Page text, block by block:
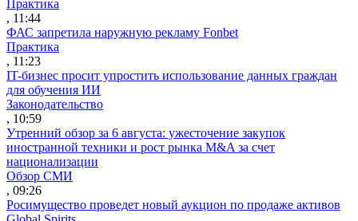
Практика
, 11:44
ФАС запретила наружную рекламу Fonbet
Практика
, 11:23
IT-бизнес просит упростить использование данных граждан
для обучения ИИ
Законодательство
, 10:59
Утренний обзор за 6 августа: ужесточение закупок
иностранной техники и рост рынка M&A за счет
национализации
Обзор СМИ
, 09:26
Росимущество проведет новый аукцион по продаже активов